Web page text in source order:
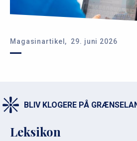
Magasinartikel, 29. juni 2026
BLIV KLOGERE PÅ
Leksikon